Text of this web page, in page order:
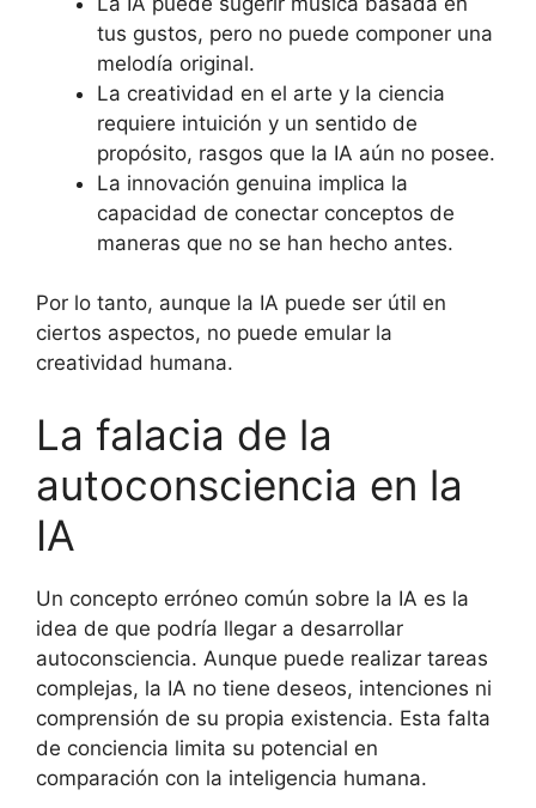
tus gustos, pero no puede componer una
melodía original.
La creatividad en el arte y la ciencia
requiere intuición y un sentido de
propósito, rasgos que la IA aún no posee.
La innovación genuina implica la
capacidad de conectar conceptos de
maneras que no se han hecho antes.
Por lo tanto, aunque la IA puede ser útil en
ciertos aspectos, no puede emular la
creatividad humana.
La falacia de la
autoconsciencia en la
IA
Un concepto erróneo común sobre la IA es la
idea de que podría llegar a desarrollar
autoconsciencia. Aunque puede realizar tareas
complejas, la IA no tiene deseos, intenciones ni
comprensión de su propia existencia. Esta falta
de conciencia limita su potencial en
comparación con la inteligencia humana.